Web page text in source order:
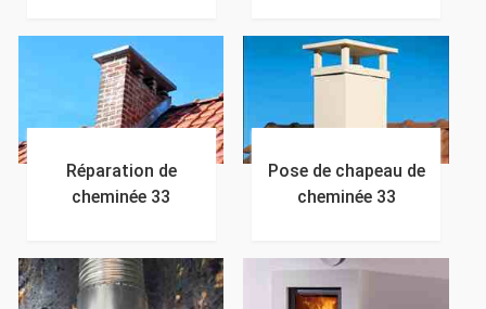
Réparation de
cheminée 33
Pose de chapeau de
cheminée 33